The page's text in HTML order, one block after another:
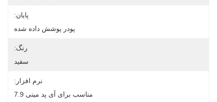
پایان:
پودر پوشش داده شده
رنگ:
سفید
نرم افزار:
مناسب برای آی پد مینی 7.9